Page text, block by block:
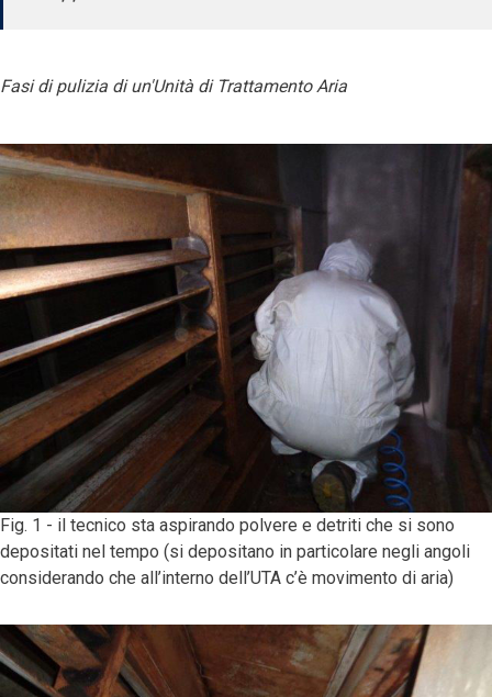
Fasi di pulizia di un'Unità di Trattamento Aria
Fig. 1 - il tecnico sta aspirando polvere e detriti che si sono
depositati nel tempo (si depositano in particolare negli angoli
considerando che all’interno dell’UTA c’è movimento di aria)